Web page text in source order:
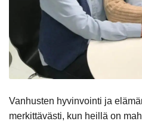
Vanhusten hyvinvointi ja
merkittävästi, kun heillä on